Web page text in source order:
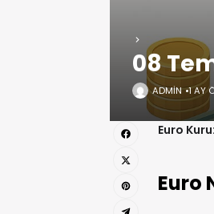
08
ADMIN 1 AY
Euro
Euro